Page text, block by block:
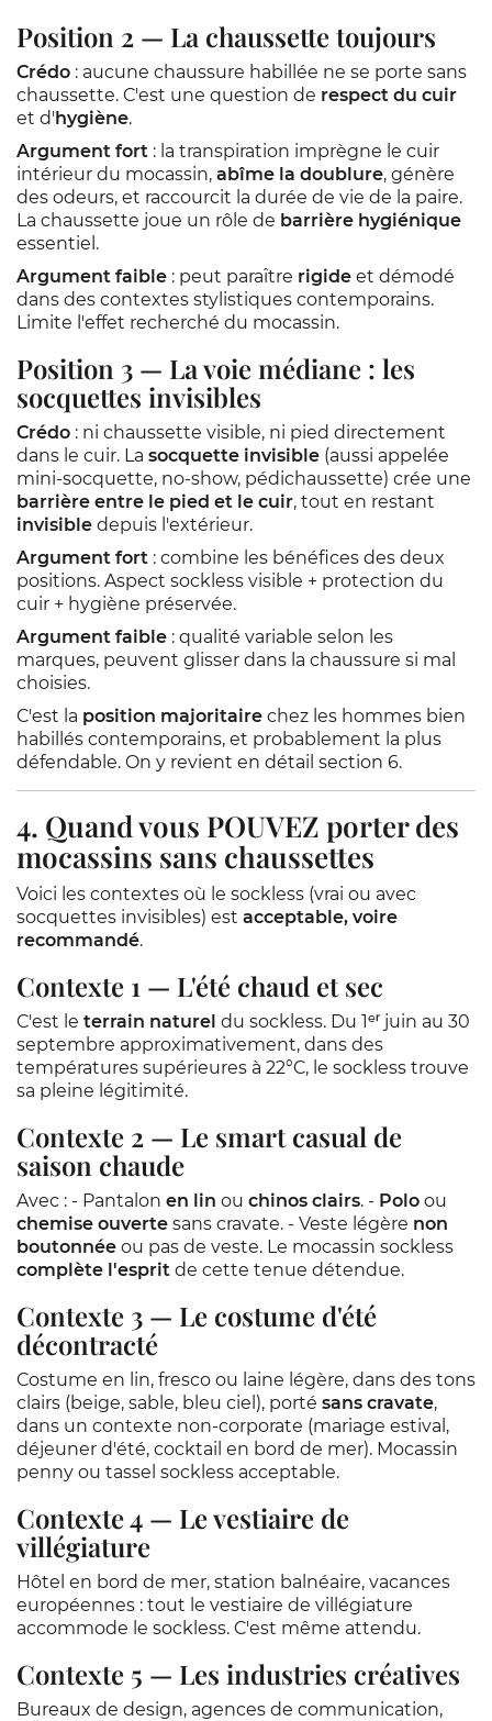
Position 2 — La chaussette toujours
Crédo : aucune chaussure habillée ne se porte sans
chaussette. C'est une question de respect du cuir
et d'hygiène.
Argument fort : la transpiration imprègne le cuir
intérieur du mocassin, abîme la doublure, génère
des odeurs, et raccourcit la durée de vie de la paire.
La chaussette joue un rôle de barrière hygiénique
essentiel.
Argument faible : peut paraître rigide et démodé
dans des contextes stylistiques contemporains.
Limite l'effet recherché du mocassin.
Position 3 — La voie médiane : les
socquettes invisibles
Crédo : ni chaussette visible, ni pied directement
dans le cuir. La socquette invisible (aussi appelée
mini-socquette, no-show, pédichaussette) crée une
barrière entre le pied et le cuir, tout en restant
invisible depuis l'extérieur.
Argument fort : combine les bénéfices des deux
positions. Aspect sockless visible + protection du
cuir + hygiène préservée.
Argument faible : qualité variable selon les
marques, peuvent glisser dans la chaussure si mal
choisies.
C'est la position majoritaire chez les hommes bien
habillés contemporains, et probablement la plus
défendable. On y revient en détail section 6.
4. Quand vous POUVEZ porter des
mocassins sans chaussettes
Voici les contextes où le sockless (vrai ou avec
socquettes invisibles) est acceptable, voire
recommandé.
Contexte 1 — L'été chaud et sec
C'est le terrain naturel du sockless. Du 1ᵉʳ juin au 30
septembre approximativement, dans des
températures supérieures à 22°C, le sockless trouve
sa pleine légitimité.
Contexte 2 — Le smart casual de
saison chaude
Avec : - Pantalon en lin ou chinos clairs. - Polo ou
chemise ouverte sans cravate. - Veste légère non
boutonnée ou pas de veste. Le mocassin sockless
complète l'esprit de cette tenue détendue.
Contexte 3 — Le costume d'été
décontracté
Costume en lin, fresco ou laine légère, dans des tons
clairs (beige, sable, bleu ciel), porté sans cravate,
dans un contexte non-corporate (mariage estival,
déjeuner d'été, cocktail en bord de mer). Mocassin
penny ou tassel sockless acceptable.
Contexte 4 — Le vestiaire de
villégiature
Hôtel en bord de mer, station balnéaire, vacances
européennes : tout le vestiaire de villégiature
accommode le sockless. C'est même attendu.
Contexte 5 — Les industries créatives
Bureaux de design, agences de communication,